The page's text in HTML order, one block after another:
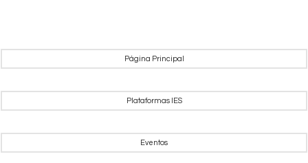
Página Principal
Plataformas IES
Eventos